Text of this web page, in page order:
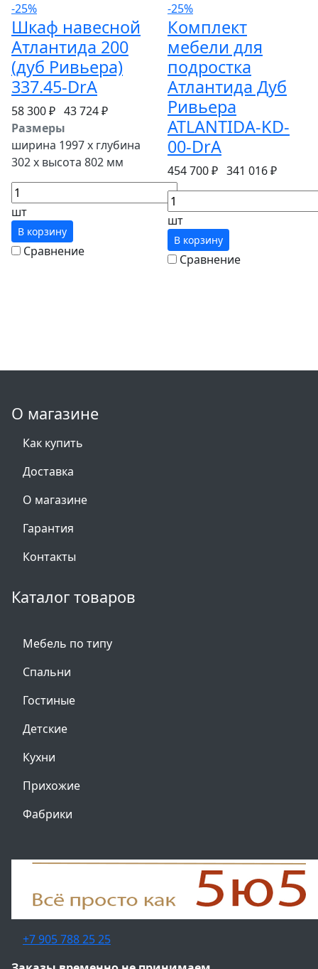
-25%
Шкаф навесной
Атлантида 200
(дуб Ривьера)
337.45-DrA
58 300 ₽ 43 724 ₽
Размеры
ширина 1997 x глубина
302 x высота 802 мм
шт
В корзину
Сравнение
-25%
Комплект
мебели для
подростка
Атлантида Дуб
Ривьера
ATLANTIDA-KD-
00-DrA
454 700 ₽ 341 016 ₽
шт
В корзину
Сравнение
О магазине
Как купить
Доставка
О магазине
Гарантия
Контакты
Каталог товаров
Мебель по типу
Спальни
Гостиные
Детские
Кухни
Прихожие
Фабрики
+7 905 788 25 25